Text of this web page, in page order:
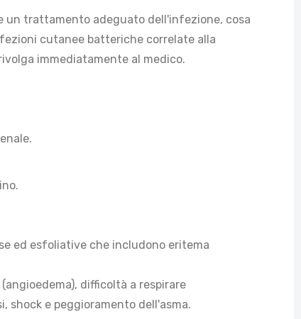
un trattamento adeguato dell'infezione, cosa
cutanee batteriche correlate alla
immediatamente al medico.
ed esfoliative che includono eritema
difficoltà a respirare
shock e peggioramento dell'asma.